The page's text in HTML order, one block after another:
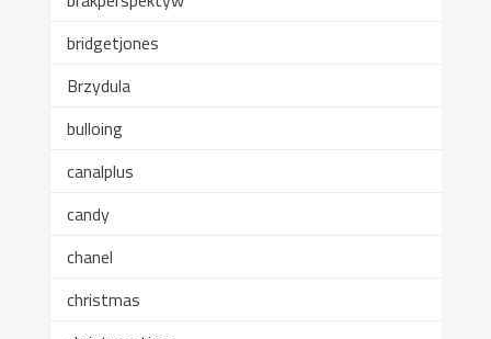
bridgetjones
Brzydula
bulloing
canalplus
candy
chanel
christmas